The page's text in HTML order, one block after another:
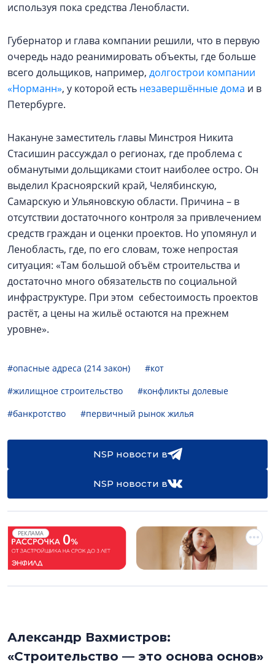
используя пока средства Ленобласти.
Губернатор и глава компании решили, что в первую
очередь надо реанимировать объекты, где больше
всего дольщиков, например, долгострои компании
«Норманн», у которой есть незавершённые дома и в
Петербурге.
Накануне заместитель главы Минстроя Никита
Стасишин рассуждал о регионах, где проблема с
обманутыми дольщиками стоит наиболее остро. Он
выделил Красноярский край, Челябинскую,
Самарскую и Ульяновскую области. Причина – в
отсутствии достаточного контроля за привлечением
средств граждан и оценки проектов. Но упомянул и
Ленобласть, где, по его словам, тоже непростая
ситуация: «Там большой объём строительства и
достаточно много обязательств по социальной
инфраструктуре. При этом себестоимость проектов
растёт, а цены на жильё остаются на прежнем
уровне».
#опасные адреса (214 закон)
#кот
#жилищное строительство
#конфликты долевые
#банкротство
#первичный рынок жилья
NSP новости в
NSP новости в
РЕКЛАМА
Александр Вахмистров:
«Строительство — это основа основ»